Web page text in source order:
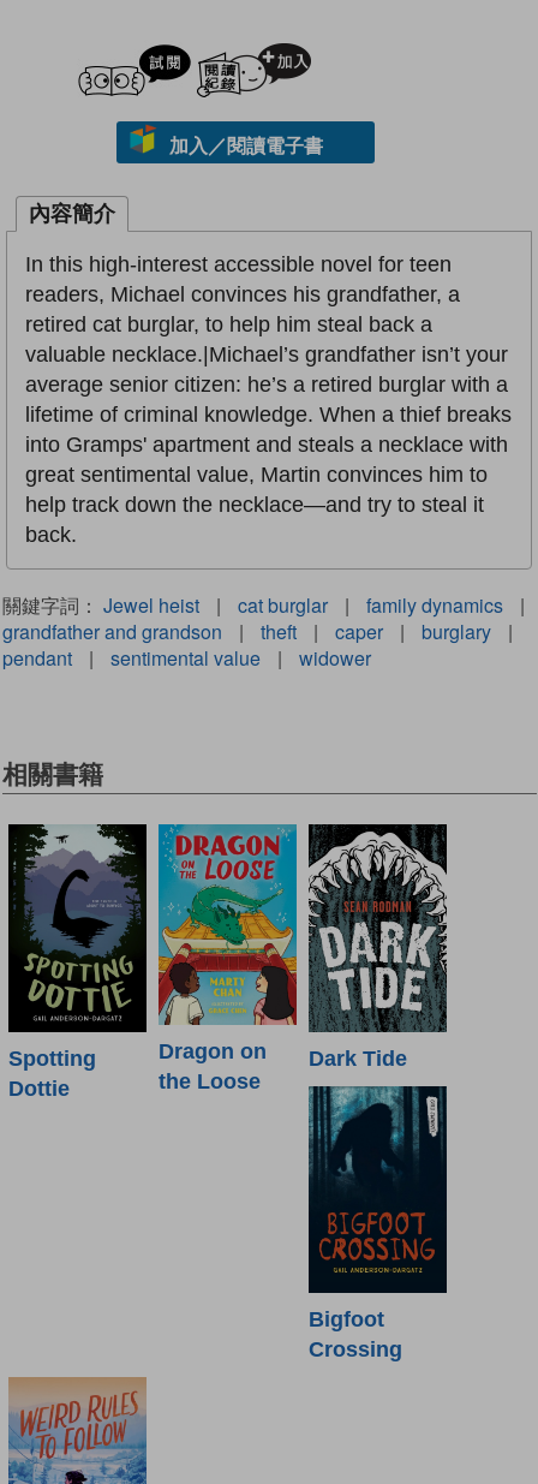
試閲
加入／閱讀電子書
內容簡介
In this high-interest accessible novel for teen
readers, Michael convinces his grandfather, a
retired cat burglar, to help him steal back a
valuable necklace.|Michael’s grandfather isn’t your
average senior citizen: he’s a retired burglar with a
lifetime of criminal knowledge. When a thief breaks
into Gramps' apartment and steals a necklace with
great sentimental value, Martin convinces him to
help track down the necklace—and try to steal it
back.
關鍵字詞： Jewel heist | cat burglar | family dynamics
|
grandfather and grandson
| theft | caper | burglary
|
pendant
| sentimental value | widower
相關書籍
Spotting
Dottie
Dragon on
the Loose
Dark Tide
Bigfoot
Crossing